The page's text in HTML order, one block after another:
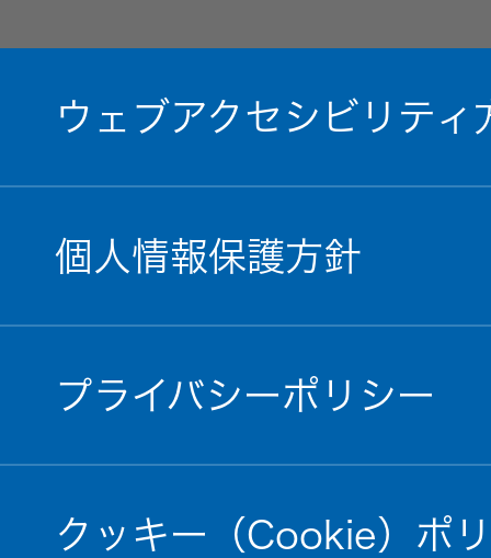
オルゴー
カスタム
(WiZMUSIC
トップ)
ウェブアクセシビリティ
個人情報保護方針
プライバシーポリシー
クッキー（Cookie）ポ